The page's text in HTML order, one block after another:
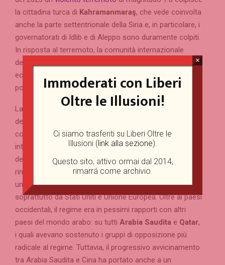
la cittadina turca di Kahramanmaraş, che vede coinvolta
anche la parte settentrionale della Siria e, in particolare, i
governatorati di Idlib e di Aleppo sono duramente colpiti.
In risposta al terremoto, la comunità internazionale
decide di allentare per un periodo di sei mesi le sanzioni
economiche contro la Siria, in modo da poter aiutare le
popolazioni delle aree colpite.
La necessità di aiuti internazionali conseguenti il
devastante sisma è stata vista dal regime assadista
come la possibilità di uscire dall’isolamento
internazionale nel quale il regime è entrato dopo l’inizio
della guerra civile: oltre al sostegno dei pochi alleati
rimasti sulla scena internazionale, Damasco contava su
una revoca delle sanzioni internazionali imposte
soprattutto da Stati Uniti e Unione Europea. Oltre ai paesi
occidentali, il regime era in pessimi rapporti con altri
paesi del mondo arabo: su tutti Arabia Saudita e Qatar,
i quali avevano sostenuto i gruppi di opposizione più
radicale al regime. Tuttavia, il progressivo avvicinamento
tra Arabia Saudita e Cina ha portato anche a un
Immoderati con Liberi
Oltre le Illusioni!
Ci siamo trasferiti su Liberi Oltre le
Illusioni (link alla sezione).
Questo sito, attivo ormai dal 2014,
rimarrá come archivio.
×